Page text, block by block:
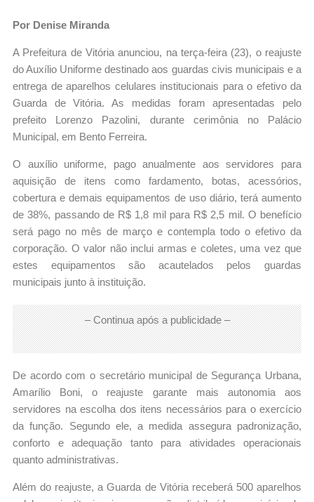
Por Denise Miranda
A Prefeitura de Vitória anunciou, na terça-feira (23), o reajuste
do Auxílio Uniforme destinado aos guardas civis municipais e a
entrega de aparelhos celulares institucionais para o efetivo da
Guarda de Vitória. As medidas foram apresentadas pelo
prefeito Lorenzo Pazolini, durante cerimônia no Palácio
Municipal, em Bento Ferreira.
O auxílio uniforme, pago anualmente aos servidores para
aquisição de itens como fardamento, botas, acessórios,
cobertura e demais equipamentos de uso diário, terá aumento
de 38%, passando de R$ 1,8 mil para R$ 2,5 mil. O benefício
será pago no mês de março e contempla todo o efetivo da
corporação. O valor não inclui armas e coletes, uma vez que
estes equipamentos são acautelados pelos guardas
municipais junto à instituição.
– Continua após a publicidade –
De acordo com o secretário municipal de Segurança Urbana,
Amarílio Boni, o reajuste garante mais autonomia aos
servidores na escolha dos itens necessários para o exercício
da função. Segundo ele, a medida assegura padronização,
conforto e adequação tanto para atividades operacionais
quanto administrativas.
Além do reajuste, a Guarda de Vitória receberá 500 aparelhos